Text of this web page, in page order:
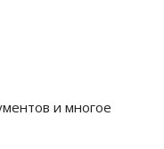
и многое